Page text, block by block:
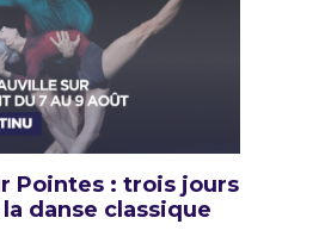
Pointes : trois jours
danse classique